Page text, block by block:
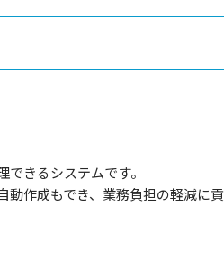
きるシステムです。
作成もでき、業務負担の軽減に貢